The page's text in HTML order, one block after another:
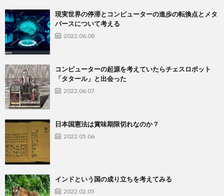
現実世界の停滞とコンピューターの進歩の転換点とメタ
バースについて考える
2022.06.08
コンピューターの起源を考えていたらチェスロボット
「タタール」と出会った
2022.06.07
日本国憲法は賞味期限切れなのか？
2022.05.06
インドという国の成り立ちを考えてみる
2022.02.05